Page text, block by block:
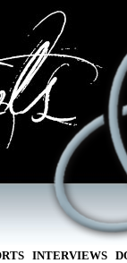
INTERVIEWS